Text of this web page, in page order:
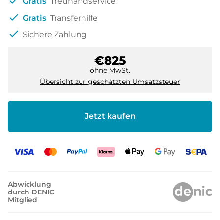
check Gratis Transferhilfe
check Sichere Zahlung
€825
ohne MwSt.
Übersicht zur geschätzten Umsatzsteuer
Jetzt kaufen
Abwicklung
durch DENIC
Mitglied